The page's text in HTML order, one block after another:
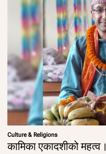
Culture & Religions
कामिका एकादशीको महत्व।